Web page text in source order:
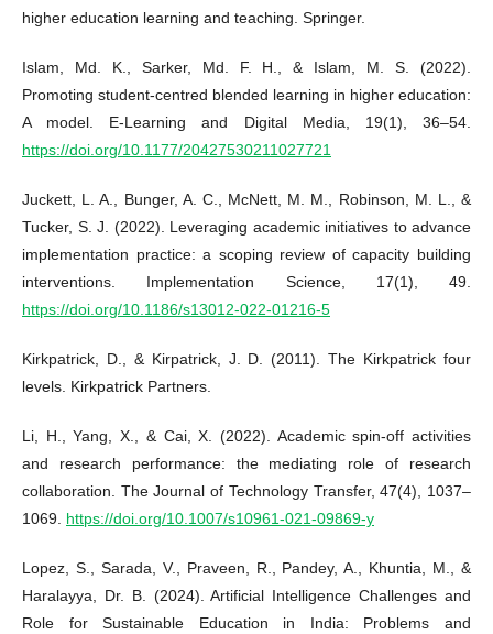
higher education learning and teaching. Springer.
Islam, Md. K., Sarker, Md. F. H., & Islam, M. S. (2022).
Promoting student-centred blended learning in higher education:
A model. E-Learning and Digital Media, 19(1), 36–54.
https://doi.org/10.1177/20427530211027721
Juckett, L. A., Bunger, A. C., McNett, M. M., Robinson, M. L., &
Tucker, S. J. (2022). Leveraging academic initiatives to advance
implementation practice: a scoping review of capacity building
interventions. Implementation Science, 17(1), 49.
https://doi.org/10.1186/s13012-022-01216-5
Kirkpatrick, D., & Kirpatrick, J. D. (2011). The Kirkpatrick four
levels. Kirkpatrick Partners.
Li, H., Yang, X., & Cai, X. (2022). Academic spin-off activities
and research performance: the mediating role of research
collaboration. The Journal of Technology Transfer, 47(4), 1037–
1069. https://doi.org/10.1007/s10961-021-09869-y
Lopez, S., Sarada, V., Praveen, R., Pandey, A., Khuntia, M., &
Haralayya, Dr. B. (2024). Artificial Intelligence Challenges and
Role for Sustainable Education in India: Problems and